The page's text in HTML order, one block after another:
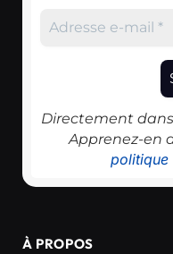
Directement
Apprenez-en
politique
À PROPOS